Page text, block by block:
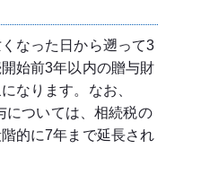
なった日から遡って3
始前3年以内の贈与財
なります。なお、
については、相続税の
的に7年まで延長され